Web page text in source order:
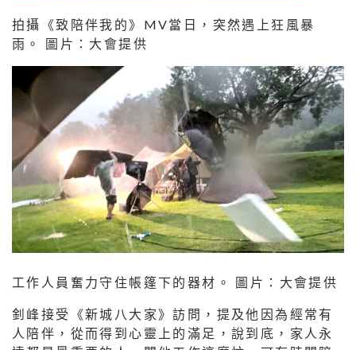
拍攝《致陪伴我的》MV當日，突然遇上狂風暴
雨。 圖片：大會提供
工作人員奮力守住帳篷下的器材。 圖片：大會提供
釗峰接受《新城八大家》訪問，提及他因為經常有
人陪伴，從而得到心靈上的滿足，說到底，家人永